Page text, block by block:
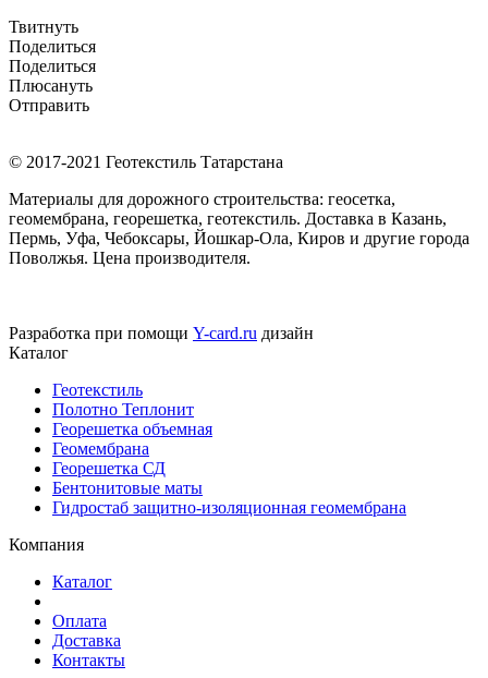
Твитнуть
Поделиться
Поделиться
Плюсануть
Отправить
© 2017-2021 Геотекстиль Татарстана
Материалы для дорожного строительства: геосетка,
геомембрана, георешетка, геотекстиль. Доставка в Казань,
Пермь, Уфа, Чебоксары, Йошкар-Ола, Киров и другие города
Поволжья. Цена производителя.
Разработка при помощи Y-card.ru дизайн
Каталог
Геотекстиль
Полотно Теплонит
Георешетка объемная
Геомембрана
Георешетка СД
Бентонитовые маты
Гидростаб защитно-изоляционная геомембрана
Компания
Каталог
Оплата
Доставка
Контакты